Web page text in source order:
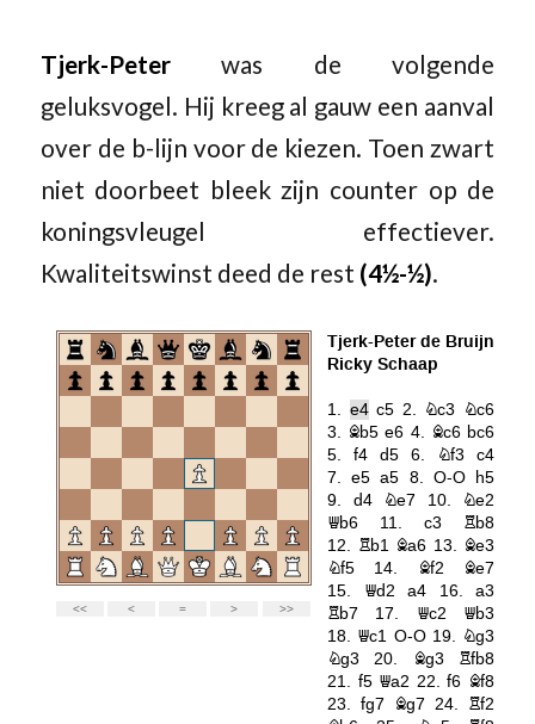
Tjerk-Peterwas de volgende
geluksvogel. Hij kreeg al gauw een aanval
over de b-lijn voor de kiezen. Toen zwart
niet doorbeet bleek zijn counter op de
koningsvleugel effectiever.
Kwaliteitswinst deed de rest (4½-½).